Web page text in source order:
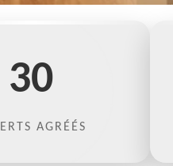
30
AGRÉÉS